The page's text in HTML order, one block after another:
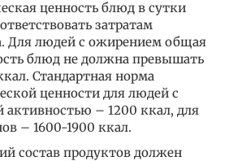
ценность блюд в сутки
затратам
Для людей с ожирением общая
блюд не должна превышать
Стандартная норма
ценности для людей с
активностью – 1200 ккал, для
– 1600-1900 ккал.
состав продуктов должен